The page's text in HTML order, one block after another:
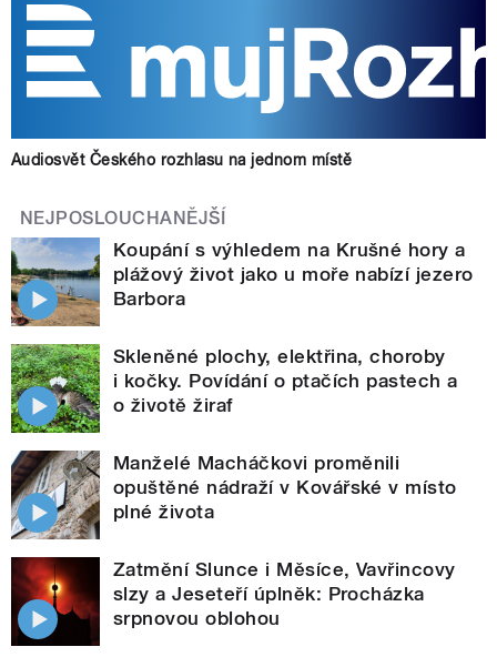
Audiosvět Českého rozhlasu na jednom místě
NEJPOSLOUCHANĚJŠÍ
Koupání s výhledem na Krušné hory a
plážový život jako u moře nabízí jezero
Barbora
Skleněné plochy, elektřina, choroby
i kočky. Povídání o ptačích pastech a
o životě žiraf
Manželé Macháčkovi proměnili
opuštěné nádraží v Kovářské v místo
plné života
Zatmění Slunce i Měsíce, Vavřincovy
slzy a Jeseteří úplněk: Procházka
srpnovou oblohou